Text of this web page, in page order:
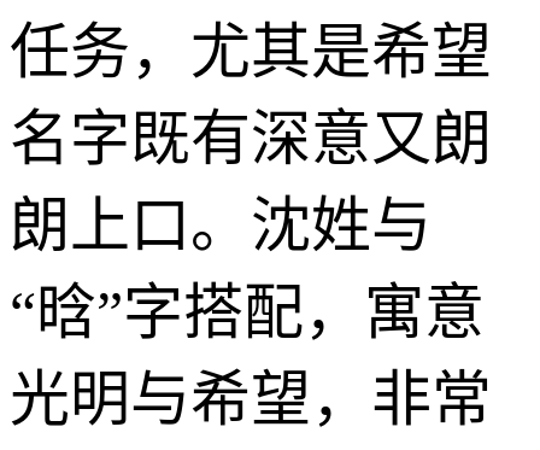
任务，尤其是希望
名字既有深意又朗
朗上口。沈姓与
“晗”字搭配，寓意
光明与希望，非常